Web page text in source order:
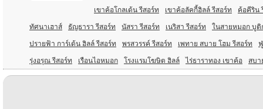
เขาค้อโกลเด้น รีสอร์ท เขาค้อลัคกี้ฮิลล์ รีสอร์ท ค้อคีริน
ทัศนาเฮาส์ ธัญธารา รีสอร์ท นัสรา รีสอร์ท เนริสา รีสอร์ท ในสายหมอก บูติ
ปรายฟ้า การ์เด้น ฮิลล์ รีสอร์ท พรสวรรค์ รีสอร์ท เพทาย สบาย โฮม รีสอร์ท
รุ่งอรุณ รีสอร์ท เรือนไอหมอก โรงแรมโฆษิต ฮิลล์ ไร่ธาราทอง เขาค้อ สบา